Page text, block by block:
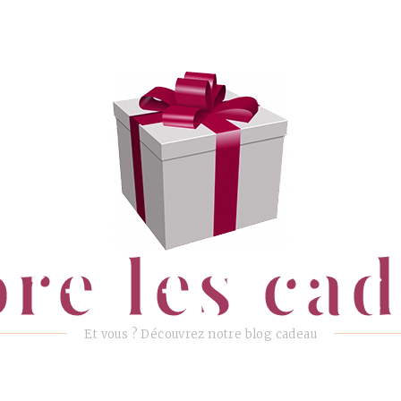
les
Et vous ? Découvrez notre blog cadeau